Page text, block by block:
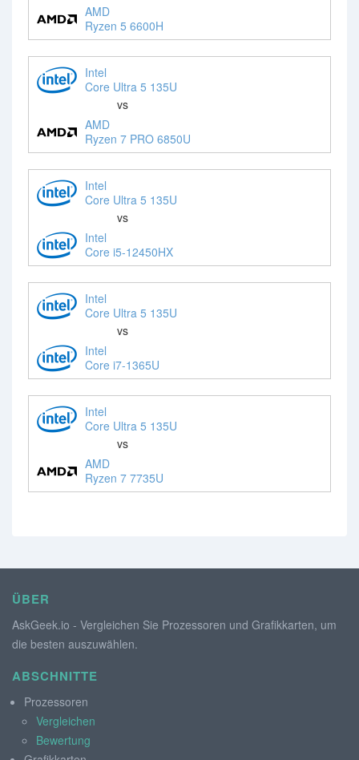
AMD
Ryzen 5 6600H
Intel
Core Ultra 5 135U
vs
AMD
Ryzen 7 PRO 6850U
Intel
Core Ultra 5 135U
vs
Intel
Core i5-12450HX
Intel
Core Ultra 5 135U
vs
Intel
Core i7-1365U
Intel
Core Ultra 5 135U
vs
AMD
Ryzen 7 7735U
ÜBER
AskGeek.io - Vergleichen Sie Prozessoren und Grafikkarten, um
die besten auszuwählen.
ABSCHNITTE
Prozessoren
Vergleichen
Bewertung